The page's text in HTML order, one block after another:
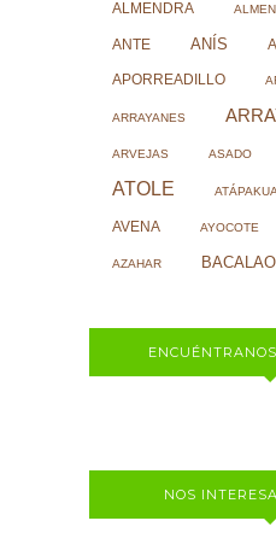
ALMENDRA
ANTE ANÍS
APORREADILLO
ARRAYANES
ARVEJAS ASADO
ATOLE
AVENA AYOCOTE
AZAHAR BACALAO
NOS